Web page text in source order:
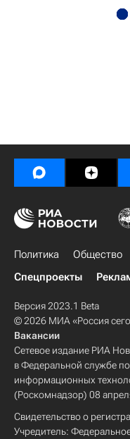
Политика Общество
Спецпроекты
Версия 2023.1 Beta
© 2026 МИА «Россия
Вакансии
Сетевое издание РИА
в Федеральной службе
информационных
(Роскомнадзор) 08
Свидетельство о
Учредитель: